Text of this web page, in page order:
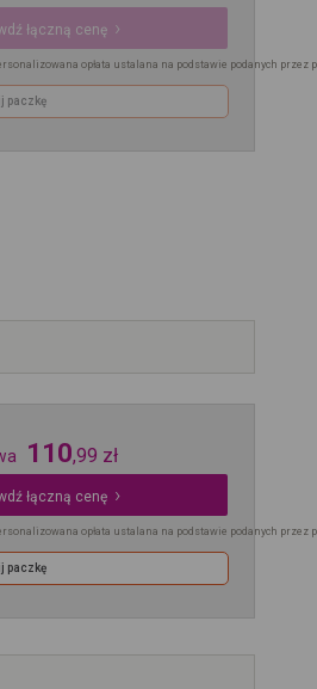
łączną cenę
opłata ustalana na podstawie podanych przez
paczkę
110,99 zł
łączną cenę
opłata ustalana na podstawie podanych przez
paczkę